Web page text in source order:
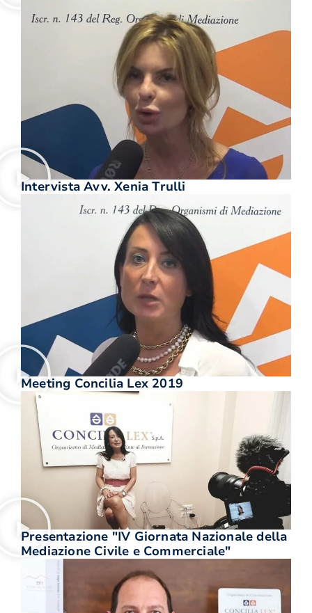
Intervista Avv. Xenia Trulli
Meeting Concilia Lex 2019
Presentazione "IV Giornata Nazionale della
Mediazione Civile e Commerciale"